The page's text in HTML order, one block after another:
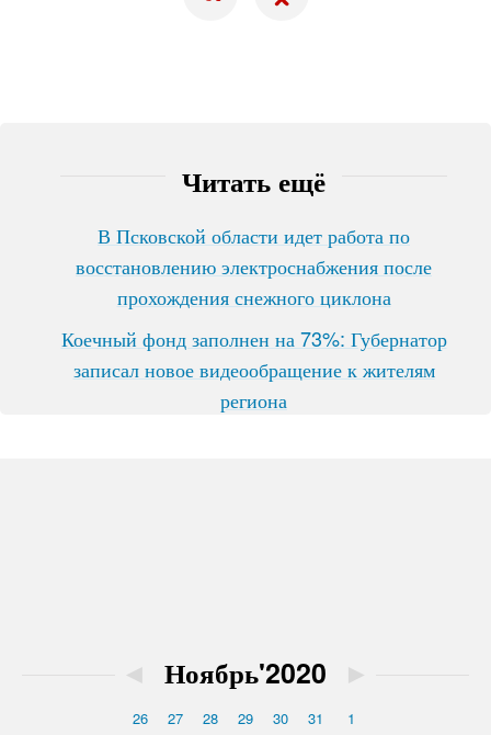
Читать ещё
В Псковской области идет работа по
восстановлению электроснабжения после
прохождения снежного циклона
Коечный фонд заполнен на 73%: Губернатор
записал новое видеообращение к жителям
региона
◄ Ноябрь'2020 ►
26 27 28 29 30 31
1